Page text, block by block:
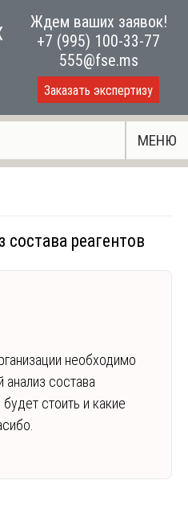
Ждем ваших заявок!
+7 (995) 100-33-77
555@fse.ms
Заказать экспертизу
МЕНЮ
реагентов
необходимо
анализ состава
стоить и какие